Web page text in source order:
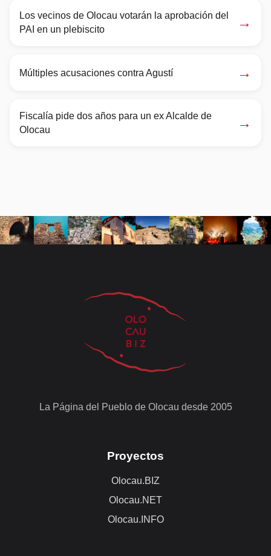
Los vecinos de Olocau votarán la aprobación del
PAI en un plebiscito
→
Múltiples acusaciones contra Agustí →
Fiscalía pide dos años para un ex Alcalde de
Olocau
→
La Página del Pueblo de Olocau desde 2005
Proyectos
Olocau.BIZ
Olocau.NET
Olocau.INFO